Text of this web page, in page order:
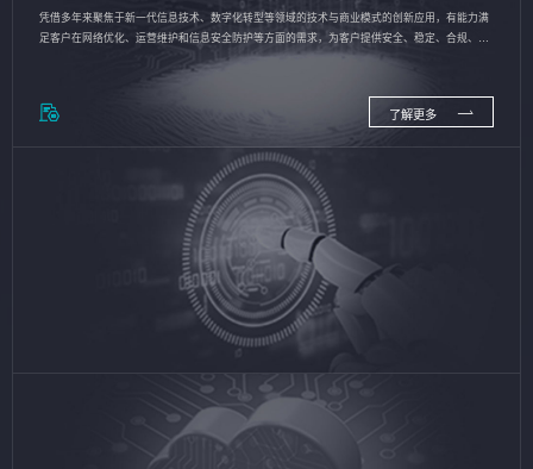
凭借多年来聚焦于新一代信息技术、数字化转型等领域的技术与商业模式的创新应用，有能力满
足客户在网络优化、运营维护和信息安全防护等方面的需求，为客户提供安全、稳定、合规、持
了解更多